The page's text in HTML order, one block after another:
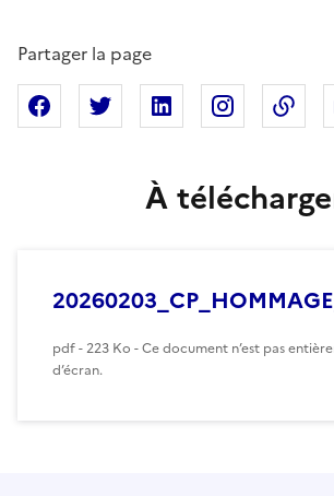
Partager la page
Partager sur Facebook
Partager sur XPartager surPartager
À
pdf - 223 Ko - Ce document n’est pas
d’écran.